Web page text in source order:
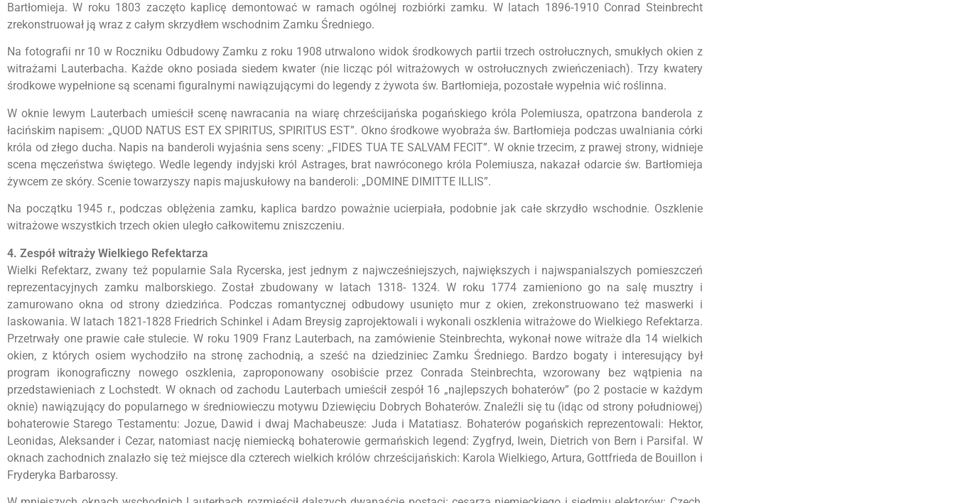
Bartłomieja. W roku 1803 zaczęto kaplicę demontować w ramach ogólnej rozbiórki zamku. W latach 1896-1910 Conrad Steinbrecht
zrekonstruował ją wraz z całym skrzydłem wschodnim Zamku Średniego.
Na fotografii nr 10 w Roczniku Odbudowy Zamku z roku 1908 utrwalono widok środkowych partii trzech ostrołucznych, smukłych okien z
witrażami Lauterbacha. Każde okno posiada siedem kwater (nie licząc pól witrażowych w ostrołucznych zwieńczeniach). Trzy kwatery
środkowe wypełnione są scenami figuralnymi nawiązującymi do legendy z żywota św. Bartłomieja, pozostałe wypełnia wić roślinna.
W oknie lewym Lauterbach umieścił scenę nawracania na wiarę chrześcijańska pogańskiego króla Polemiusza, opatrzona banderola z
łacińskim napisem: „QUOD NATUS EST EX SPIRITUS, SPIRITUS EST”. Okno środkowe wyobraża św. Bartłomieja podczas uwalniania córki
króla od złego ducha. Napis na banderoli wyjaśnia sens sceny: „FIDES TUA TE SALVAM FECIT”. W oknie trzecim, z prawej strony, widnieje
scena męczeństwa świętego. Wedle legendy indyjski król Astrages, brat nawróconego króla Polemiusza, nakazał odarcie św. Bartłomieja
żywcem ze skóry. Scenie towarzyszy napis majuskułowy na banderoli: „DOMINE DIMITTE ILLIS”.
Na początku 1945 r., podczas oblężenia zamku, kaplica bardzo poważnie ucierpiała, podobnie jak całe skrzydło wschodnie. Oszklenie
witrażowe wszystkich trzech okien uległo całkowitemu zniszczeniu.
4. Zespół witraży Wielkiego Refektarza
Wielki Refektarz, zwany też popularnie Sala Rycerska, jest jednym z najwcześniejszych, największych i najwspanialszych pomieszczeń
reprezentacyjnych zamku malborskiego. Został zbudowany w latach 1318- 1324. W roku 1774 zamieniono go na salę musztry i
zamurowano okna od strony dziedzińca. Podczas romantycznej odbudowy usunięto mur z okien, zrekonstruowano też maswerki i
laskowania. W latach 1821-1828 Friedrich Schinkel i Adam Breysig zaprojektowali i wykonali oszklenia witrażowe do Wielkiego Refektarza.
Przetrwały one prawie całe stulecie. W roku 1909 Franz Lauterbach, na zamówienie Steinbrechta, wykonał nowe witraże dla 14 wielkich
okien, z których osiem wychodziło na stronę zachodnią, a sześć na dziedziniec Zamku Średniego. Bardzo bogaty i interesujący był
program ikonograficzny nowego oszklenia, zaproponowany osobiście przez Conrada Steinbrechta, wzorowany bez wątpienia na
przedstawieniach z Lochstedt. W oknach od zachodu Lauterbach umieścił zespół 16 „najlepszych bohaterów” (po 2 postacie w każdym
oknie) nawiązujący do popularnego w średniowieczu motywu Dziewięciu Dobrych Bohaterów. Znaleźli się tu (idąc od strony południowej)
bohaterowie Starego Testamentu: Jozue, Dawid i dwaj Machabeusze: Juda i Matatiasz. Bohaterów pogańskich reprezentowali: Hektor,
Leonidas, Aleksander i Cezar, natomiast nację niemiecką bohaterowie germańskich legend: Zygfryd, Iwein, Dietrich von Bern i Parsifal. W
oknach zachodnich znalazło się też miejsce dla czterech wielkich królów chrześcijańskich: Karola Wielkiego, Artura, Gottfrieda de Bouillon i
Fryderyka Barbarossy.